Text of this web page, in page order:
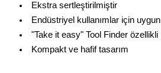
Ekstra sertleştirilmiştir
Endüstriyel kullanımlar için uygun
"Take it easy" Tool Finder özellikli
Kompakt ve hafif tasarım